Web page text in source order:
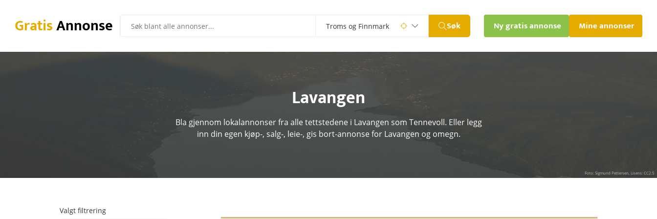
GratisAnnonse Søk Ny gratis annonse Mine annonser
Lavangen
Bla gjennom lokalannonser fra alle tettstedene i Lavangen som Tennevoll. Eller legg
inn din egen kjøp-, salg-, leie-, gis bort-annonse for Lavangen og omegn.
Foto: Sigmund Pettersen, Lisens: CC2.5
Valgt filtrering